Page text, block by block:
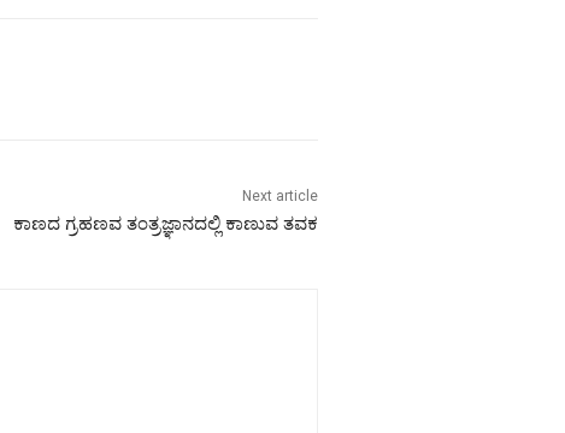
Next article
ಕಾಣದ ಗ್ರಹಣವ ತಂತ್ರಜ್ಞಾನದಲ್ಲಿ ಕಾಣುವ ತವಕ